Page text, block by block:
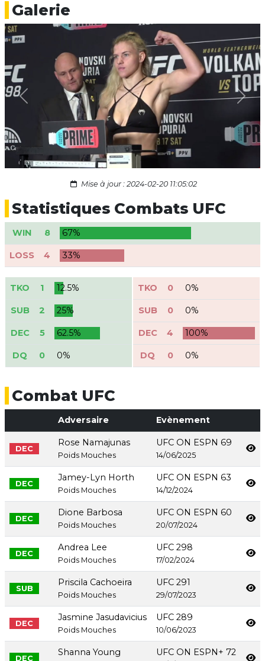
Galerie
Previous Next
Mise à jour : 2024-02-20 11:05:02
Statistiques Combats UFC
WIN 8 67%
LOSS 4 33%
TKO 1 12.5%
SUB 2 25%
DEC 5 62.5%
DQ 0 0%
TKO 0 0%
SUB 0 0%
DEC 4 100%
DQ 0 0%
Combat UFC
Adversaire Evènement
DEC
Rose Namajunas
Poids Mouches
UFC ON ESPN 69
14/06/2025
DEC
Jamey-Lyn Horth
Poids Mouches
UFC ON ESPN 63
14/12/2024
DEC
Dione Barbosa
Poids Mouches
UFC ON ESPN 60
20/07/2024
DEC
Andrea Lee
Poids Mouches
UFC 298
17/02/2024
SUB
Priscila Cachoeira
Poids Mouches
UFC 291
29/07/2023
DEC
Jasmine Jasudavicius
Poids Mouches
UFC 289
10/06/2023
DEC
Shanna Young UFC ON ESPN+ 72